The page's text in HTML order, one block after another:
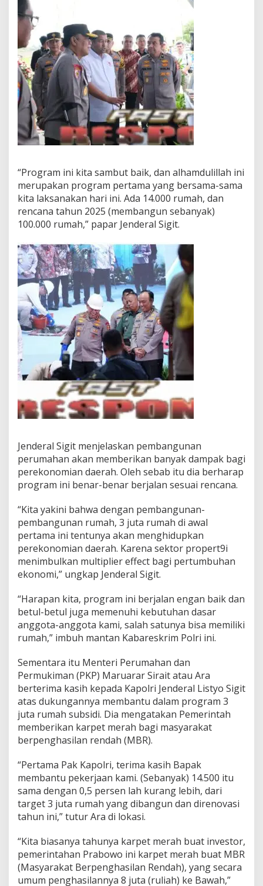
“Program ini kita sambut baik, dan alhamdulillah ini
merupakan program pertama yang bersama-sama
kita laksanakan hari ini. Ada 14.000 rumah, dan
rencana tahun 2025 (membangun sebanyak)
100.000 rumah,” papar Jenderal Sigit.
Jenderal Sigit menjelaskan pembangunan
perumahan akan memberikan banyak dampak bagi
perekonomian daerah. Oleh sebab itu dia berharap
program ini benar-benar berjalan sesuai rencana.
“Kita yakini bahwa dengan pembangunan-
pembangunan rumah, 3 juta rumah di awal
pertama ini tentunya akan menghidupkan
perekonomian daerah. Karena sektor propert9i
menimbulkan multiplier effect bagi pertumbuhan
ekonomi,” ungkap Jenderal Sigit.
“Harapan kita, program ini berjalan engan baik dan
betul-betul juga memenuhi kebutuhan dasar
anggota-anggota kami, salah satunya bisa memiliki
rumah,” imbuh mantan Kabareskrim Polri ini.
Sementara itu Menteri Perumahan dan
Permukiman (PKP) Maruarar Sirait atau Ara
berterima kasih kepada Kapolri Jenderal Listyo Sigit
atas dukungannya membantu dalam program 3
juta rumah subsidi. Dia mengatakan Pemerintah
memberikan karpet merah bagi masyarakat
berpenghasilan rendah (MBR).
“Pertama Pak Kapolri, terima kasih Bapak
membantu pekerjaan kami. (Sebanyak) 14.500 itu
sama dengan 0,5 persen lah kurang lebih, dari
target 3 juta rumah yang dibangun dan direnovasi
tahun ini,” tutur Ara di lokasi.
“Kita biasanya tahunya karpet merah buat investor,
pemerintahan Prabowo ini karpet merah buat MBR
(Masyarakat Berpenghasilan Rendah), yang secara
umum penghasilannya 8 juta (ruliah) ke Bawah,”